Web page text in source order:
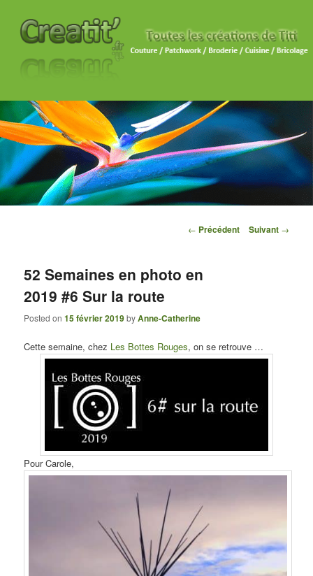
Navigation des articles
← Précédent Suivant →
52 Semaines en photo en
2019 #6 Sur la route
Posted on15 février 2019byAnne-Catherine
Cette semaine, chez Les Bottes Rouges, on se retrouve …
Pour Carole,